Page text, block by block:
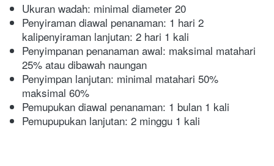
Ukuran wadah: minimal diameter 20
Penyiraman diawal penanaman: 1 hari 2
kalipenyiraman lanjutan: 2 hari 1 kali
Penyimpanan penanaman awal: maksimal matahari
25% atau dibawah naungan
Penyimpan lanjutan: minimal matahari 50%
maksimal 60%
Pemupukan diawal penanaman: 1 bulan 1 kali
Pemupupukan lanjutan: 2 minggu 1 kali